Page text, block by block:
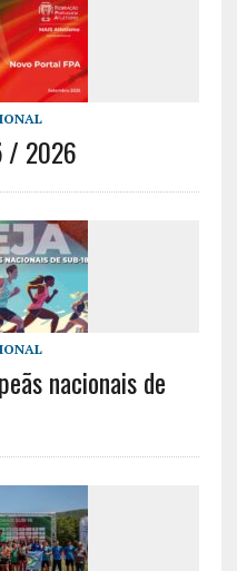
/ 2026
nacionais de